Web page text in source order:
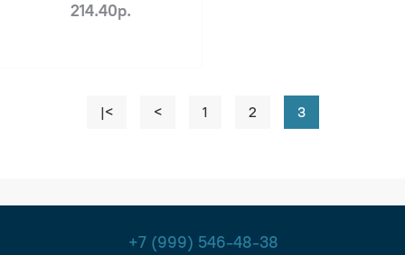
214.40р.
|< < 1 2 3
+7 (999) 546-48-38